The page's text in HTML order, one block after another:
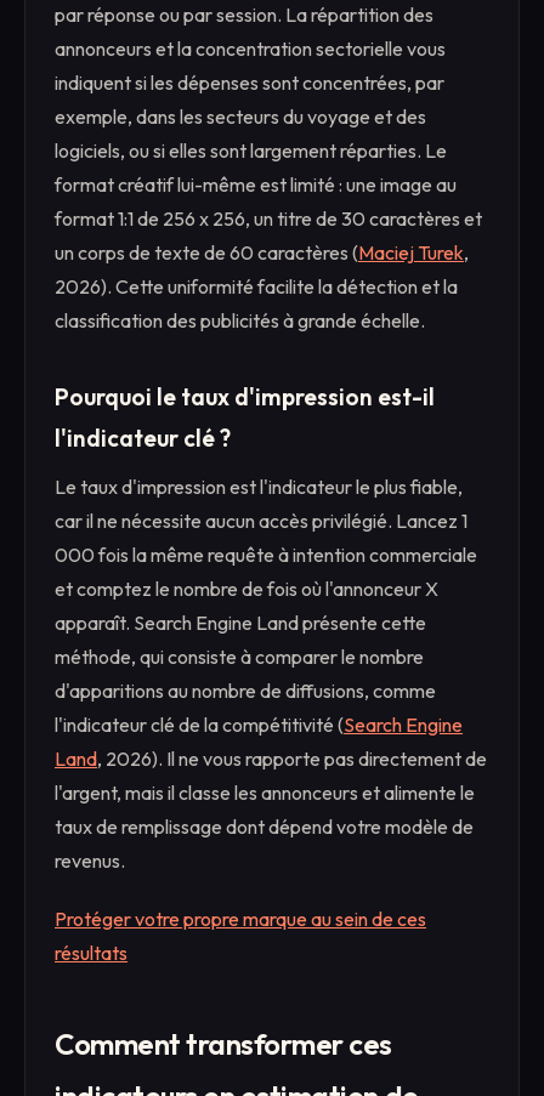
par réponse ou par session. La répartition des
annonceurs et la concentration sectorielle vous
indiquent si les dépenses sont concentrées, par
exemple, dans les secteurs du voyage et des
logiciels, ou si elles sont largement réparties. Le
format créatif lui-même est limité : une image au
format 1:1 de 256 x 256, un titre de 30 caractères et
un corps de texte de 60 caractères (Maciej Turek,
2026). Cette uniformité facilite la détection et la
classification des publicités à grande échelle.
Pourquoi le taux d'impression est-il
l'indicateur clé ?
Le taux d'impression est l'indicateur le plus fiable,
car il ne nécessite aucun accès privilégié. Lancez 1
000 fois la même requête à intention commerciale
et comptez le nombre de fois où l'annonceur X
apparaît. Search Engine Land présente cette
méthode, qui consiste à comparer le nombre
d'apparitions au nombre de diffusions, comme
l'indicateur clé de la compétitivité (Search Engine
Land, 2026). Il ne vous rapporte pas directement de
l'argent, mais il classe les annonceurs et alimente le
taux de remplissage dont dépend votre modèle de
revenus.
Protéger votre propre marque au sein de ces
résultats
Comment transformer ces